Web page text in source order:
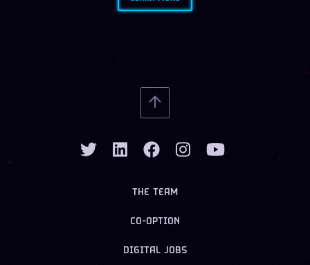
THE TEAM
CO-OPTION
DIGITAL JOBS